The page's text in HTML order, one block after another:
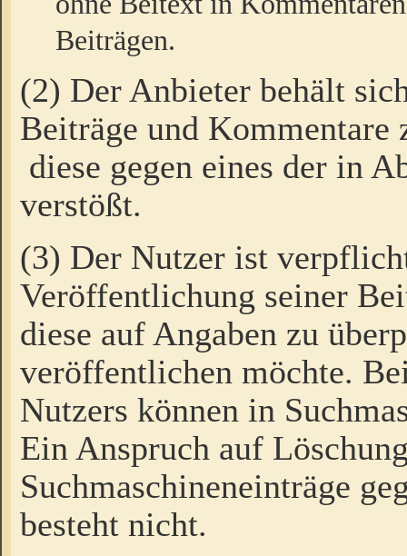
Beiträgen.
(2) Der Anbieter behält
Beiträge und Kommentare
diese gegen eines der in
verstößt.
(3) Der Nutzer ist
Veröffentlichung seiner
diese auf Angaben zu
veröffentlichen möchte.
Nutzers können in
Ein Anspruch auf
Suchmaschineneinträge
besteht nicht.